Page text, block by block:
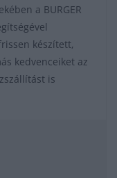
a BURGER
készített,
kedvenceiket az
is